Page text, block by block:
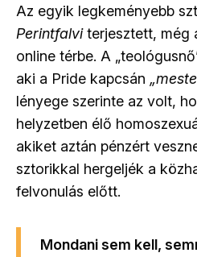
Az egyik legkeményebb
Perintfalviterjesztett, még
online térbe. A
aki a Pride kapcsán
lényege szerinte az volt,
helyzetben élő
akiket aztán pénzért
sztorikkal hergeljék a
felvonulás előtt.
Mondani sem kell,